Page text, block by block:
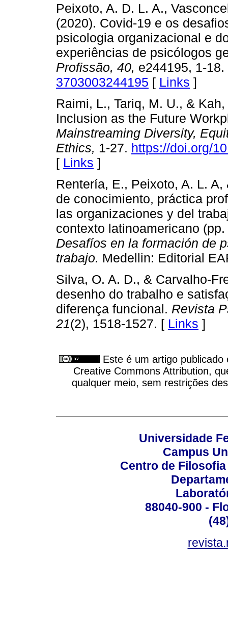
Peixoto, A. D. L. A.,
(2020). Covid-19 e os
psicologia organizacional e
experiências de psicólogos
Profissão, 40, e244195, 1-18.
3703003244195 [ Links ]
Raimi, L., Tariq, M. U., &
Inclusion as the Future
Mainstreaming Diversity,
Ethics, 1-27. https://doi.org/
[ Links ]
Rentería, E., Peixoto, A. L.
de conocimiento, práctica
las organizaciones y del
contexto latinoamericano
Desafíos en la formación de
trabajo. Medellin: Editorial
Silva, O. A. D., & Carvalho-
desenho do trabalho e
diferença funcional. Revista
21(2), 1518-1527. [ Links ]
Este é um artigo
Creative Commons Attribution,
qualquer meio, sem restrições
Universidade
Campus
Centro de
88040-900 -